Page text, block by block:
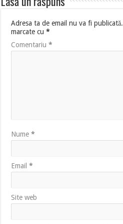
Adresa ta de email nu va fi publicată.
marcate cu*
Comentariu*
Nume*
Email*
Site web